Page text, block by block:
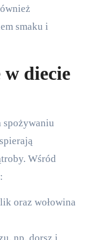
smaku i
diecie
spożywaniu
Wśród
oraz wołowina